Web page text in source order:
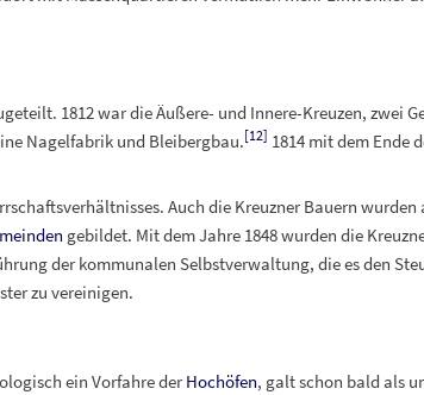
1812 war die Äußere- und Innere-Kreuzen, zwei
Nagelfabrik und Bleibergbau.[12] 1814 mit dem Ende
Auch die Kreuzner Bauern wurden
gebildet. Mit dem Jahre 1848 wurden die
der kommunalen Selbstverwaltung, die es den
zu vereinigen.
ein Vorfahre derHochöfen, galt schon bald als